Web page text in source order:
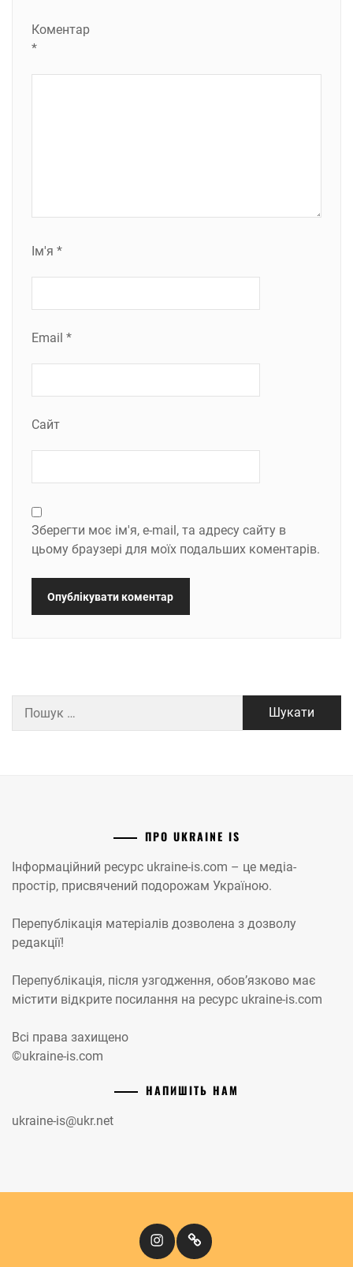
Коментар
*
Ім'я *
Email *
Сайт
Зберегти моє ім'я, e-mail, та адресу сайту в
цьому браузері для моїх подальших коментарів.
ПРО UKRAINE IS
Інформаційний ресурс ukraine-is.com – це медіа-
простір, присвячений подорожам Україною.
Перепублікація матеріалів дозволена з дозволу
редакції!
Перепублікація, після узгодження, обов’язково має
містити відкрите посилання на ресурс ukraine-is.com
Всі права захищено
©ukraine-is.com
НАПИШІТЬ НАМ
ukraine-is@ukr.net
InstagramКіномандри